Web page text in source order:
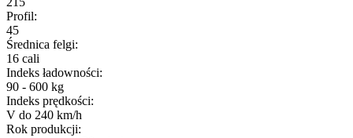
Profil:
45
Średnica felgi:
16 cali
Indeks ładowności:
90 - 600 kg
Indeks prędkości:
V do 240 km/h
Rok produkcji: